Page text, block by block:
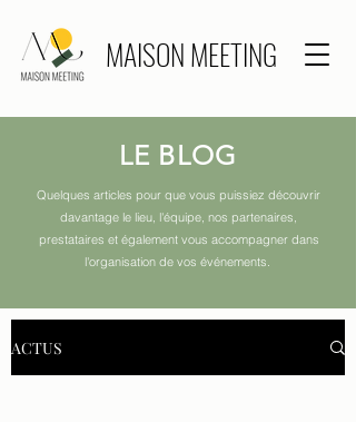
MAISON MEETING
LE BLOG
Quelques articles pour que vous puissiez découvrir
davantage le lieu, l'équipe, nos partenaires,
prestataires et également vous accompagner dans
l'organisation de vos événements.
ACTUS